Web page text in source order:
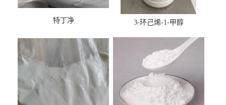
特丁净 3-环己烯-1-甲醇